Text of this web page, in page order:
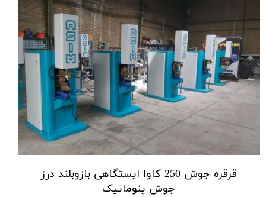
قرقره جوش 250 کاوا ایستگاهی بازوبلند درز
جوش پنوماتیک